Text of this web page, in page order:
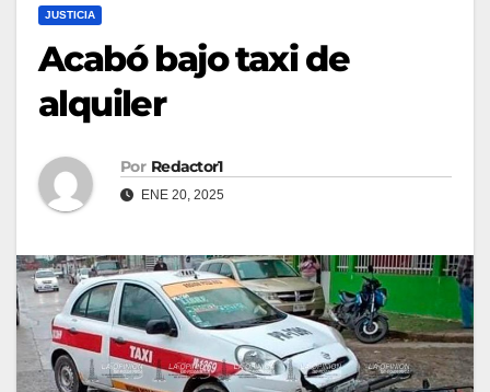
JUSTICIA
Acabó bajo taxi de
alquiler
Por Redactor1
ENE 20, 2025